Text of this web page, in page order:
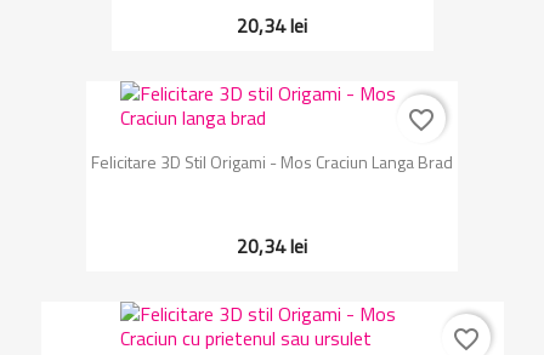
20,34 lei
Felicitare 3D Stil Origami - Mos Craciun Langa Brad
20,34 lei
favorite_border
favorite_border